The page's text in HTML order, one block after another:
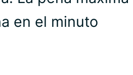
en el minuto